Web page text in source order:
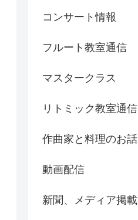
コンサート情報
フルート教室通信
マスタークラス
リトミック教室通信
作曲家と料理のお話
動画配信
新聞、メディア掲載